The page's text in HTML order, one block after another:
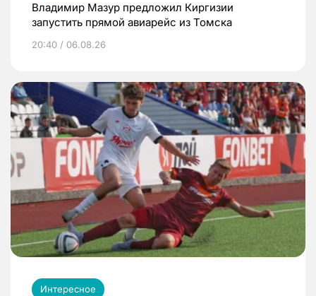
Владимир Мазур предложил Киргизии
запустить прямой авиарейс из Томска
20:40 / 06.08.26
Интересное